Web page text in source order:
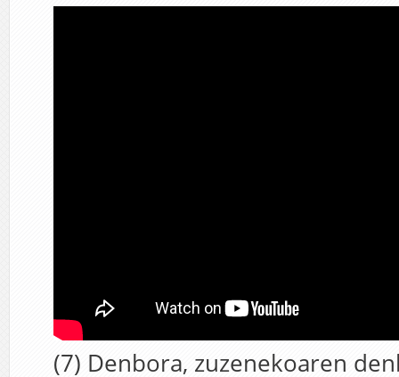
(7) Denbora, zuzenekoaren